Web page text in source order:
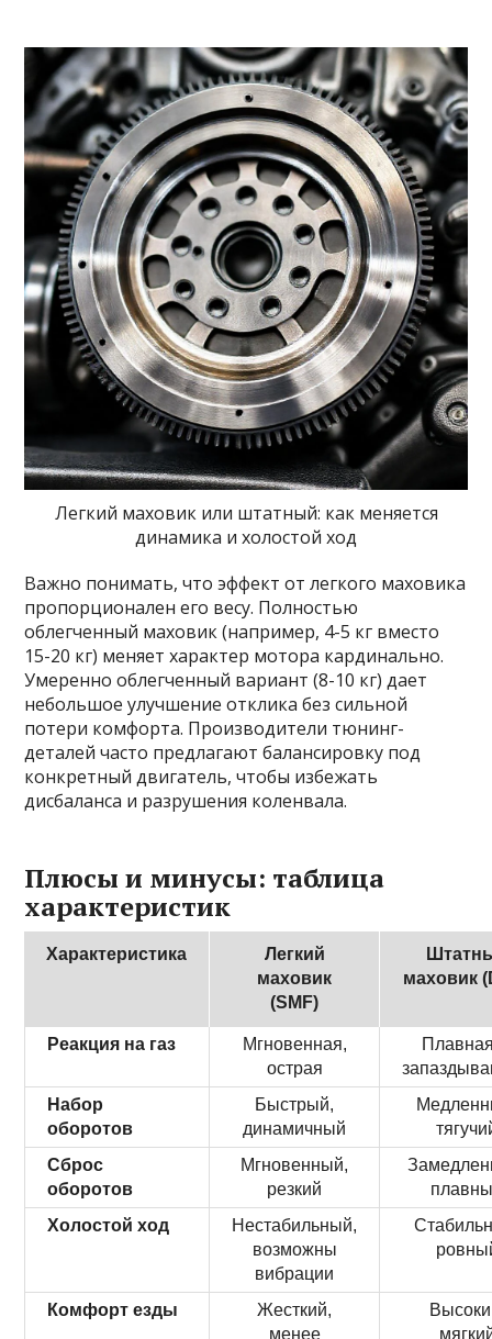
Легкий маховик или штатный: как меняется
динамика и холостой ход
Важно понимать, что эффект от легкого маховика
пропорционален его весу. Полностью
облегченный маховик (например, 4-5 кг вместо
15-20 кг) меняет характер мотора кардинально.
Умеренно облегченный вариант (8-10 кг) дает
небольшое улучшение отклика без сильной
потери комфорта. Производители тюнинг-
деталей часто предлагают балансировку под
конкретный двигатель, чтобы избежать
дисбаланса и разрушения коленвала.
Плюсы и минусы: таблица
характеристик
Характеристика
Легкий
маховик
(SMF)
маховик
Реакция на газ
Мгновенная,
острая
Набор
оборотов
Быстрый,
динамичный
Сброс
оборотов
Мгновенный,
резкий
Холостой ход
Нестабильный,
возможны
вибрации
Комфорт езды
Жесткий,
менее